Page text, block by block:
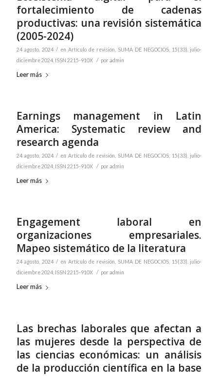
fortalecimiento de cadenas
productivas: una revisión sistemática
(2005-2024)
24 agosto, 2024 / enArtículo de revisión
SUMA DE NEGOCIOS, 15(33), julio-
diciembre 2024, ISSN 2215-910X
/ por admin
Leer más
Earnings management in Latin
America: Systematic review and
research agenda
24 agosto, 2024 / enArtículo de revisión
SUMA DE NEGOCIOS, 15(33), julio-
diciembre 2024, ISSN 2215-910X
/ por admin
Leer más
Engagement laboral en
organizaciones empresariales.
Mapeo sistemático de la literatura
24 agosto, 2024 / enArtículo de revisión, SUMA DE NEGOCIOS, 15(33), julio-
diciembre 2024, ISSN 2215-910X
/ por admin
Leer más
Las brechas laborales que afectan a
las mujeres desde la perspectiva de
las ciencias económicas: un análisis
de la producción científica en la base